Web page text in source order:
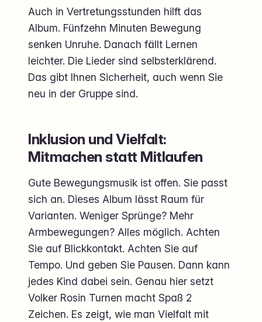
Auch in Vertretungsstunden hilft das
Album. Fünfzehn Minuten Bewegung
senken Unruhe. Danach fällt Lernen
leichter. Die Lieder sind selbsterklärend.
Das gibt Ihnen Sicherheit, auch wenn Sie
neu in der Gruppe sind.
Inklusion und Vielfalt:
Mitmachen statt Mitlaufen
Gute Bewegungsmusik ist offen. Sie passt
sich an. Dieses Album lässt Raum für
Varianten. Weniger Sprünge? Mehr
Armbewegungen? Alles möglich. Achten
Sie auf Blickkontakt. Achten Sie auf
Tempo. Und geben Sie Pausen. Dann kann
jedes Kind dabei sein. Genau hier setzt
Volker Rosin Turnen macht Spaß 2
Zeichen. Es zeigt, wie man Vielfalt mit